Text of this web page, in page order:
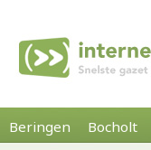
Beringen Bocholt